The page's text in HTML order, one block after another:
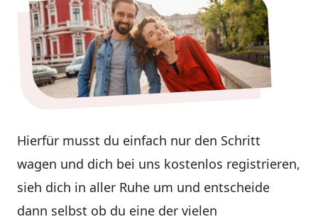
Hierfür musst du einfach nur den Schritt
wagen und dich bei uns kostenlos registrieren,
sieh dich in aller Ruhe um und entscheide
dann selbst ob du eine der vielen